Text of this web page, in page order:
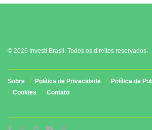
© 2026 Investi Brasil. Todos os direitos reservados.
Sobre Política de Privacidade
Política de
Cookies
Contato